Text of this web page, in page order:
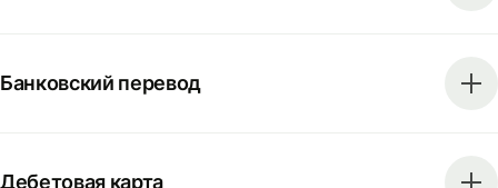
Банковский перевод
Дебетовая карта